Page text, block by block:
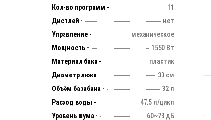
Кол-во программ -
11
Дисплей -
нет
Управление -
механическое
Мощность -
1550 Вт
Материал бака -
пластик
Диаметр люка -
30 см
Объём барабана -
32 л
Расход воды -
47,5 л/цикл
Уровень шума -
60~78 дБ